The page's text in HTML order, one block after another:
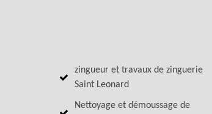
zingueur et travaux de zinguerie
Saint Leonard
Nettoyage et démoussage de